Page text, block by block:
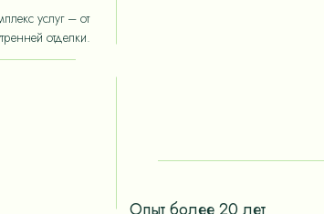
услуг – от
отделки.